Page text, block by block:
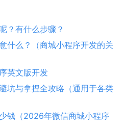
？有什么步骤？
什么？（商城小程序开发的关
英文版开发
坑与拿捏全攻略（通用于各类
钱（2026年微信商城小程序